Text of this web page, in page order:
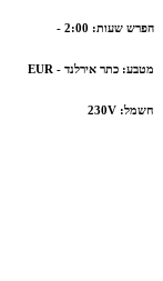
הפרש שעות: 2:00 -
מטבע: כתר אירלנד - EUR
חשמל: 230V